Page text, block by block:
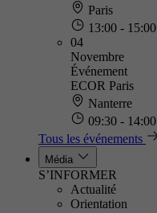
Paris
13:00 - 15:00
04
Novembre
Événement
ECOR Paris
Nanterre
09:30 - 14:00
Tous les événements
Média
S’INFORMER
Actualité
Orientation